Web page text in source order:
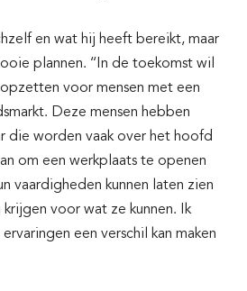
en wat hij heeft bereikt, maar
plannen. ‘‘In de toekomst wil
voor mensen met een
Deze mensen hebben
die worden vaak over het hoofd
om een werkplaats te openen
vaardigheden kunnen laten zien
voor wat ze kunnen. Ik
een verschil kan maken
de hoogte van
samen met docenten ontwikkeld.
doen.